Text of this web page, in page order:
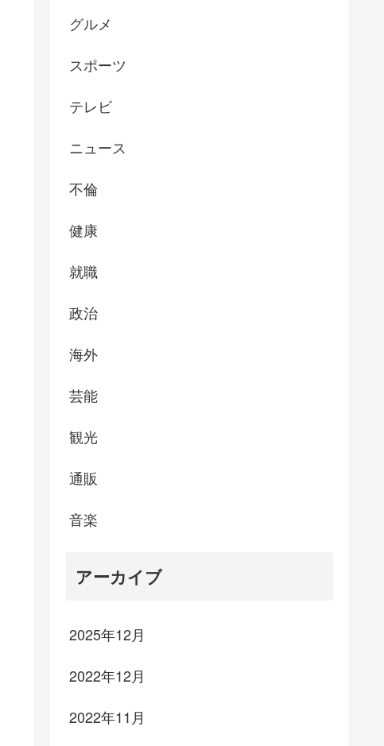
グルメ
スポーツ
テレビ
ニュース
不倫
健康
就職
政治
海外
芸能
観光
通販
音楽
アーカイブ
2025年12月
2022年12月
2022年11月